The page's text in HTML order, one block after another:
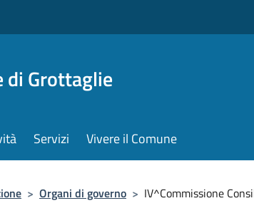
di Grottaglie
Servizi Vivere il Comune
> Organi di governo > IV^Commissione